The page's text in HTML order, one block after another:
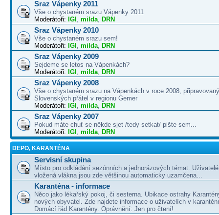
Sraz Vápenky 2011
Vše o chystaném srazu Vápenky 2011
Moderátoři: IGI , milda, DRN
Sraz Vápenky 2010
Vše o chystaném srazu sem!
Moderátoři: IGI , milda, DRN
Sraz Vápenky 2009
Sejdeme se letos na Vápenkách?
Moderátoři: IGI , milda, DRN
Sraz Vápenky 2008
Vše o chystaném srazu na Vápenkách v roce 2008,
Slovenských přátel v regionu Gemer
Moderátoři: IGI , milda, DRN
Sraz Vápenky 2007
Pokud máte chuť se někde sjet /tedy setkat/ pište sem...
Moderátoři: IGI , milda, DRN
DEPO, KARANTÉNA
Servisní skupina
Místo pro odkládání sezónních a jednorázových témat.
vložená vlákna jsou zde většinou automaticky uzamčena...
Karanténa - informace
Něco jako lékařský pokoj, či sesterna. Ubikace ostrahy
nových obyvatel. Zde najdete informace o uživatelích v
Domácí řád Karantény. Oprávnění: Jen pro čtení!